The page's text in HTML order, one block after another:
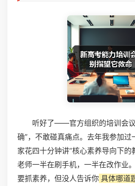
听好了——官方组织的培训会
确”，不敢碰真痛点。去年我参加过
家花四十分钟讲“核心素养导向下的
老师一半在刷手机，一半在改作业
要抓素养，但没人告诉你 具体哪道